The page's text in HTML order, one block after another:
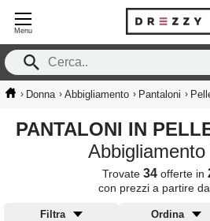
Menu
› Donna › Abbigliamento › Pantaloni ›
PANTALONI IN
Trovate 34offerte in
con prezzi a partire da
Filtra
Ordina